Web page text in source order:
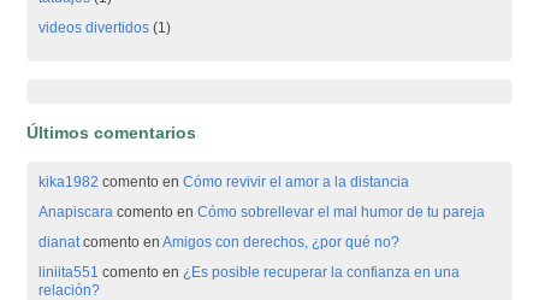
videos divertidos (1)
Últimos comentarios
kika1982 comento enCómo revivir el amor a la distancia
Anapiscara comento enCómo sobrellevar el mal humor de tu pareja
dianatcomento enAmigos con derechos, ¿por qué no?
liniita551 comento en¿Es posible recuperar la confianza en una
relación?